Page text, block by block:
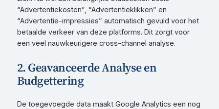
“Advertentiekosten”, “Advertentieklikken” en
“Advertentie-impressies” automatisch gevuld voor het
betaalde verkeer van deze platforms. Dit zorgt voor
een veel nauwkeurigere cross-channel analyse.
2. Geavanceerde Analyse en
Budgettering
De toegevoegde data maakt Google Analytics een nog